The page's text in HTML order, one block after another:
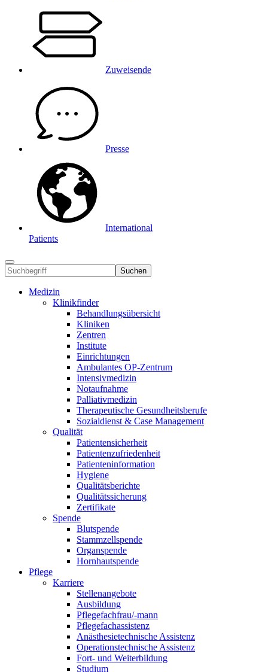
Zuweisende
Presse
International
Patients
Suchen
Medizin
Klinikfinder
Behandlungsübersicht
Kliniken
Zentren
Institute
Einrichtungen
Ambulantes OP-Zentrum
Intensivmedizin
Notaufnahme
Palliativmedizin
Therapeutische Gesundheitsberufe
Sozialdienst & Case Management
Qualität
Patientensicherheit
Patientenzufriedenheit
Patienteninformation
Hygiene
Qualitätsberichte
Qualitätssicherung
Zertifikate
Spende
Blutspende
Stammzellspende
Organspende
Hornhautspende
Pflege
Karriere
Stellenangebote
Ausbildung
Pflegefachfrau/-mann
Pflegefachassistenz
Anästhesietechnische Assistenz
Operationstechnische Assistenz
Fort- und Weiterbildung
Studium